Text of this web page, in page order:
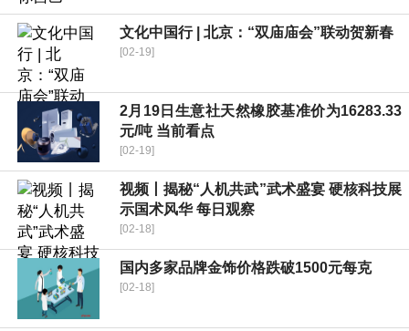
文化中国行 | 北京：“双庙庙会”联动贺新春
[02-19]
2月19日生意社天然橡胶基准价为16283.33
元/吨 当前看点
[02-19]
视频丨揭秘“人机共武”武术盛宴 硬核科技展
示国术风华 每日观察
[02-18]
国内多家品牌金饰价格跌破1500元每克
[02-18]